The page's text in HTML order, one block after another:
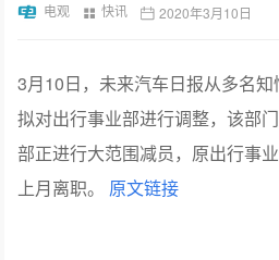
电观 快讯 2020年3月10日
3月10日，未来汽车日报从多名
拟对出行事业部进行调整，该部
部正进行大范围减员，原出行事
上月离职。 原文链接